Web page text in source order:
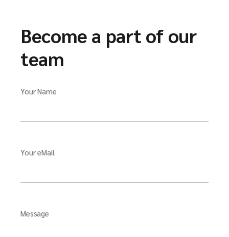
Become a part of our
team
Your Name
Your eMail
Message